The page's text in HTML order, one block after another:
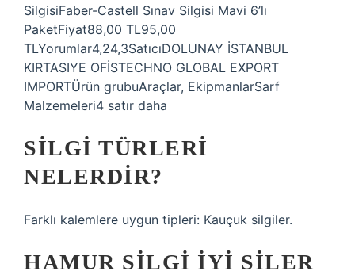
SilgisiFaber-Castell Sınav Silgisi Mavi 6’lı
PaketFiyat88,00 TL95,00
TLYorumlar4,24,3SatıcıDOLUNAY İSTANBUL
KIRTASIYE OFİSTECHNO GLOBAL EXPORT
IMPORTÜrün grubuAraçlar, EkipmanlarSarf
Malzemeleri4 satır daha
SILGI TÜRLERI
NELERDIR?
Farklı kalemlere uygun tipleri: Kauçuk silgiler.
HAMUR SILGI IYI SILER